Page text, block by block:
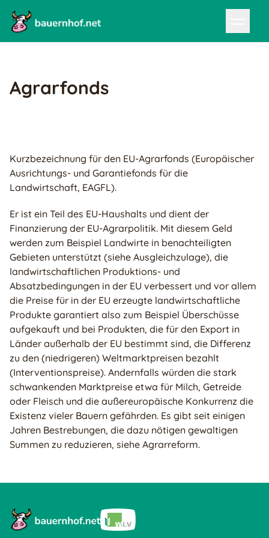
Agrarfonds
Kurzbezeichnung für den EU-Agrarfonds (Europäischer
Ausrichtungs- und Garantiefonds für die
Landwirtschaft, EAGFL).
Er ist ein Teil des EU-Haushalts und dient der
Finanzierung der EU-Agrarpolitik. Mit diesem Geld
werden zum Beispiel Landwirte in benachteiligten
Gebieten unterstützt (siehe Ausgleichzulage), die
landwirtschaftlichen Produktions- und
Absatzbedingungen in der EU verbessert und vor allem
die Preise für in der EU erzeugte landwirtschaftliche
Produkte garantiert also zum Beispiel Überschüsse
aufgekauft und bei Produkten, die für den Export in
Länder außerhalb der EU bestimmt sind, die Differenz
zu den (niedrigeren) Weltmarktpreisen bezahlt
(Interventionspreise). Andernfalls würden die stark
schwankenden Marktpreise etwa für Milch, Getreide
oder Fleisch und die außereuropäische Konkurrenz die
Existenz vieler Bauern gefährden. Es gibt seit einigen
Jahren Bestrebungen, die dazu nötigen gewaltigen
Summen zu reduzieren, siehe Agrarreform.